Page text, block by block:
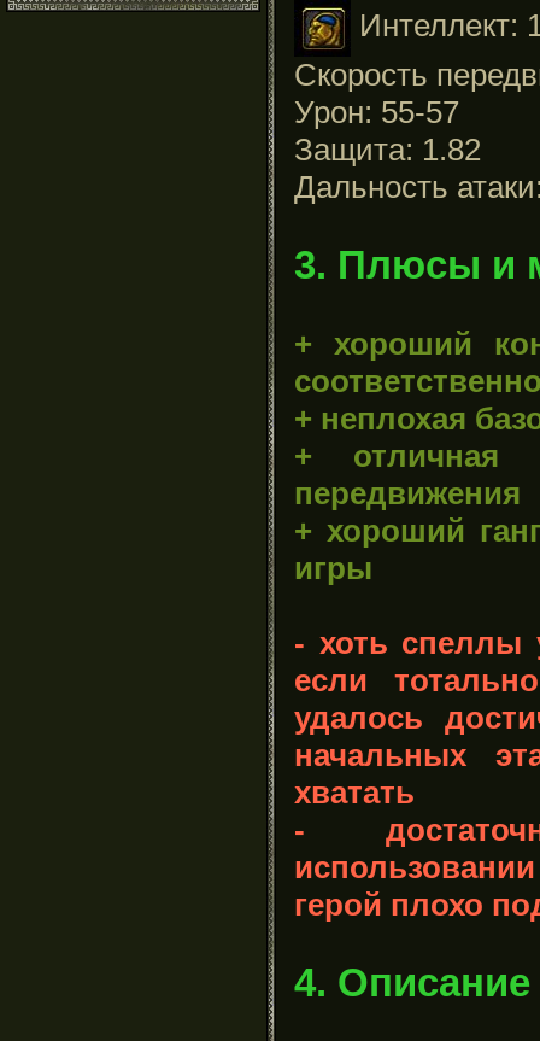
Интеллект:
Скорость
Урон: 55-57
Защита: 1.82
Дальность
3. Плюсы и
+ хороший
+ неплохая
+ отличная
передвижения
+ хороший
игры
- хоть спеллы
если
удалось
начальных
хватать
-
герой плохо
4. Описание